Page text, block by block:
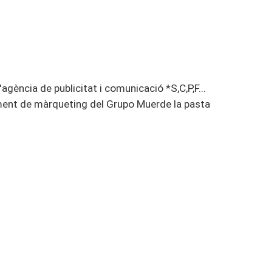
de publicitat i comunicació *S,C,P,F...
de màrqueting del Grupo Muerde la pasta